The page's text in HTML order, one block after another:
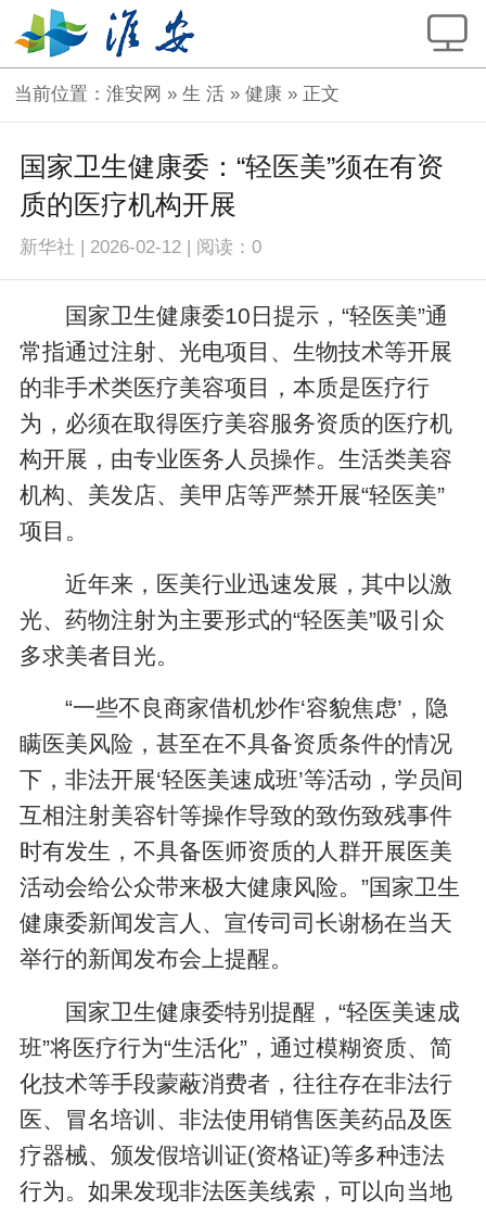
当前位置：淮安网 »生 活 »健康 » 正文
国家卫生健康委：“轻医美”须在有资
质的医疗机构开展
新华社 | 2026-02-12 | 阅读：0
国家卫生健康委10日提示，“轻医美”通
常指通过注射、光电项目、生物技术等开展
的非手术类医疗美容项目，本质是医疗行
为，必须在取得医疗美容服务资质的医疗机
构开展，由专业医务人员操作。生活类美容
机构、美发店、美甲店等严禁开展“轻医美”
项目。
近年来，医美行业迅速发展，其中以激
光、药物注射为主要形式的“轻医美”吸引众
多求美者目光。
“一些不良商家借机炒作‘容貌焦虑’，隐
瞒医美风险，甚至在不具备资质条件的情况
下，非法开展‘轻医美速成班’等活动，学员间
互相注射美容针等操作导致的致伤致残事件
时有发生，不具备医师资质的人群开展医美
活动会给公众带来极大健康风险。”国家卫生
健康委新闻发言人、宣传司司长谢杨在当天
举行的新闻发布会上提醒。
国家卫生健康委特别提醒，“轻医美速成
班”将医疗行为“生活化”，通过模糊资质、简
化技术等手段蒙蔽消费者，往往存在非法行
医、冒名培训、非法使用销售医美药品及医
疗器械、颁发假培训证(资格证)等多种违法
行为。如果发现非法医美线索，可以向当地